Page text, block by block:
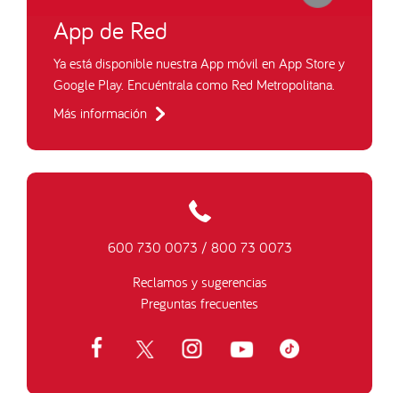
App de Red
Ya está disponible nuestra App móvil en App Store y
Google Play. Encuéntrala como Red Metropolitana.
Más información
600 730 0073 / 800 73 0073
Reclamos y sugerencias
Preguntas frecuentes